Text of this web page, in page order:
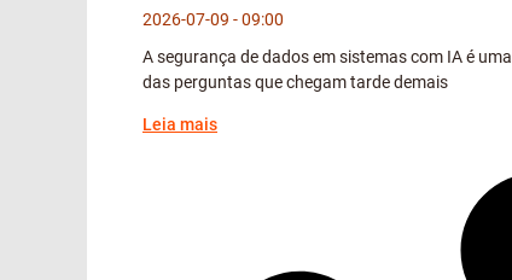
2026-07-09
09:00
A segurança de dados em sistemas com IA é uma
das perguntas que chegam tarde demais
Leia mais